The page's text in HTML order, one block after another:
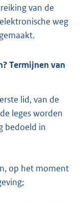
van de
weg
Termijnen van
lid, van de
leges worden
bedoeld in
op het moment